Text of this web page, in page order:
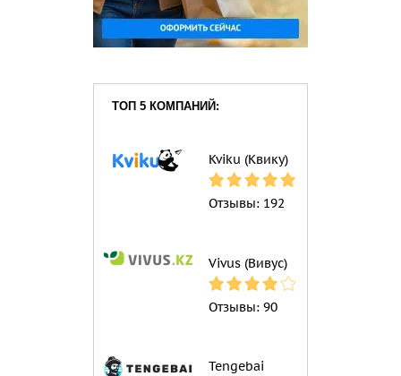
ТОП 5 КОМПАНИЙ:
Kviku (Квику)
Отзывы: 192
Vivus (Вивус)
Отзывы: 90
Tengebai